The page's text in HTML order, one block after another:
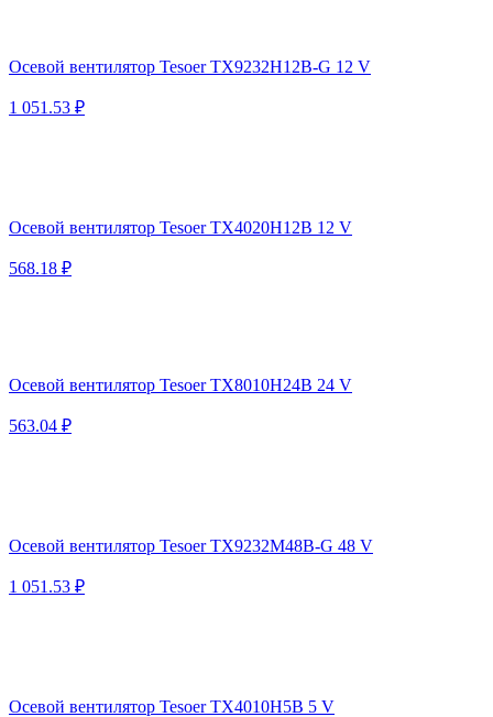
Осевой вентилятор Tesoer TX9232H12B-G 12 V
1 051.53 ₽
Осевой вентилятор Tesoer TX4020H12B 12 V
568.18 ₽
Осевой вентилятор Tesoer TX8010H24B 24 V
563.04 ₽
Осевой вентилятор Tesoer TX9232M48B-G 48 V
1 051.53 ₽
Осевой вентилятор Tesoer TX4010H5B 5 V